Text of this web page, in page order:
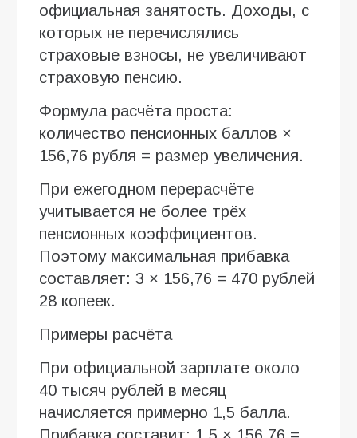
официальная занятость. Доходы, с
которых не перечислялись
страховые взносы, не увеличивают
страховую пенсию.
Формула расчёта проста:
количество пенсионных баллов ×
156,76 рубля = размер увеличения.
При ежегодном перерасчёте
учитывается не более трёх
пенсионных коэффициентов.
Поэтому максимальная прибавка
составляет: 3 × 156,76 = 470 рублей
28 копеек.
Примеры расчёта
При официальной зарплате около
40 тысяч рублей в месяц
начисляется примерно 1,5 балла.